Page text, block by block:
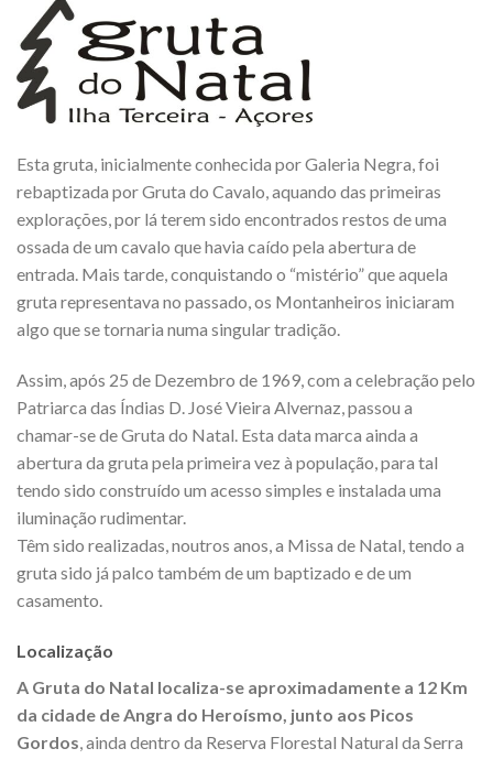
Esta gruta, inicialmente conhecida por Galeria Negra, foi
rebaptizada por Gruta do Cavalo, aquando das primeiras
explorações, por lá terem sido encontrados restos de uma
ossada de um cavalo que havia caído pela abertura de
entrada. Mais tarde, conquistando o “mistério” que aquela
gruta representava no passado, os Montanheiros iniciaram
algo que se tornaria numa singular tradição.
Assim, após 25 de Dezembro de 1969, com a celebração pelo
Patriarca das Índias D. José Vieira Alvernaz, passou a
chamar-se de Gruta do Natal. Esta data marca ainda a
abertura da gruta pela primeira vez à população, para tal
tendo sido construído um acesso simples e instalada uma
iluminação rudimentar.
Têm sido realizadas, noutros anos, a Missa de Natal, tendo a
gruta sido já palco também de um baptizado e de um
casamento.
Localização
A Gruta do Natal localiza-se aproximadamente a 12 Km
da cidade de Angra do Heroísmo, junto aos Picos
Gordos, ainda dentro da Reserva Florestal Natural da Serra